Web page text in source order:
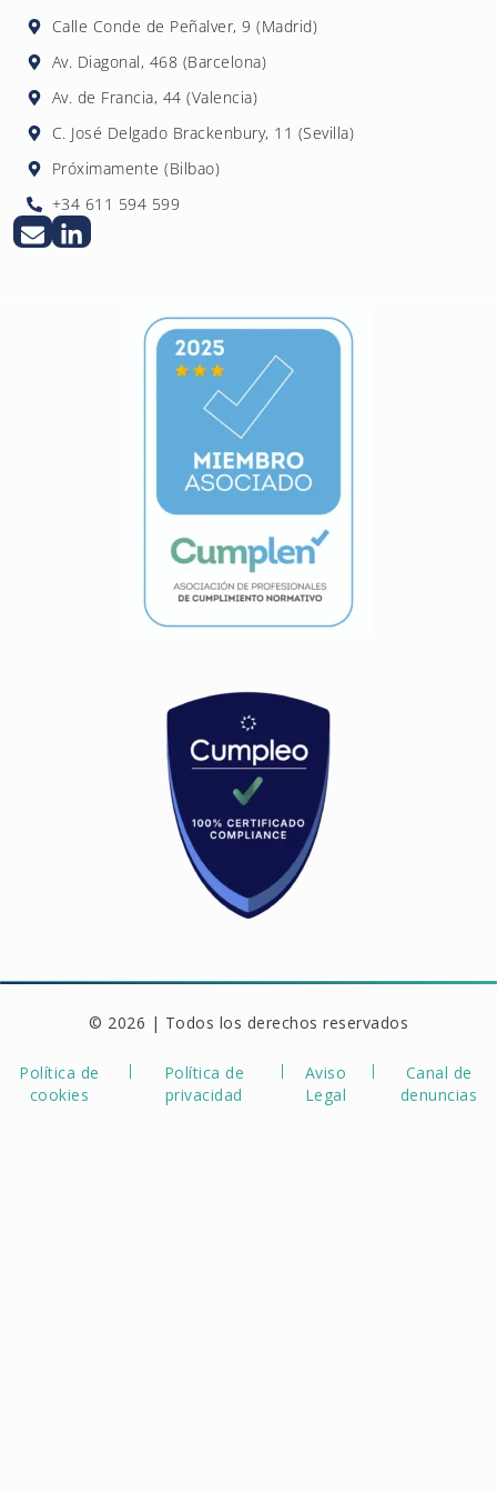
ofrece formación especializada para
empleados de sujetos obligados.
Calle Conde de Peñalver, 9 (Madrid)
Av. Diagonal, 468 (Barcelona)
Av. de Francia, 44 (Valencia)
C. José Delgado Brackenbury, 11 (Sevilla)
Próximamente (Bilbao)
+34 611 594 599
© 2026 | Todos los derechos reservados
Política de
cookies
Política de
privacidad
Aviso
Legal
Canal de
denuncias